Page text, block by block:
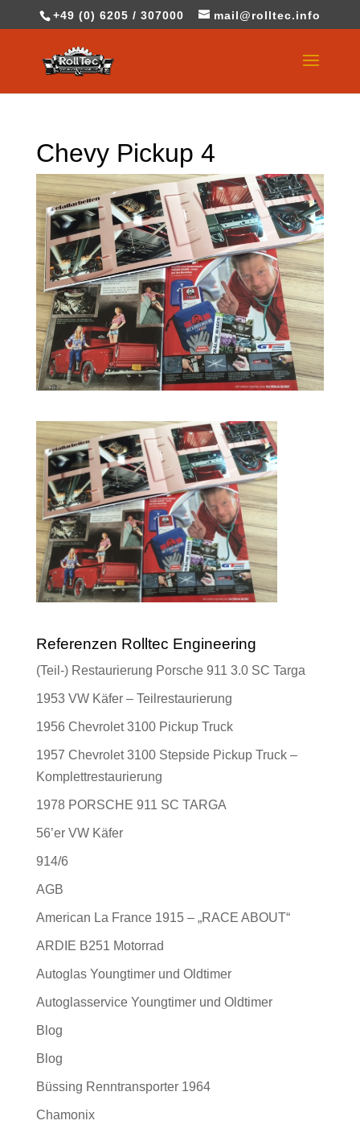
+49 (0) 6205 / 307000 mail@rolltec.info
Chevy Pickup 4
Referenzen Rolltec Engineering
(Teil-) Restaurierung Porsche 911 3.0 SC Targa
1953 VW Käfer – Teilrestaurierung
1956 Chevrolet 3100 Pickup Truck
1957 Chevrolet 3100 Stepside Pickup Truck –
Komplettrestaurierung
1978 PORSCHE 911 SC TARGA
56’er VW Käfer
914/6
AGB
American La France 1915 – „RACE ABOUT“
ARDIE B251 Motorrad
Autoglas Youngtimer und Oldtimer
Autoglasservice Youngtimer und Oldtimer
Blog
Blog
Büssing Renntransporter 1964
Chamonix